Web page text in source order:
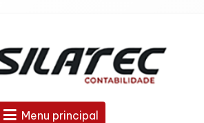
Menu principal